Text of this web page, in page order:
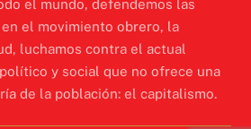
el mundo, defendemos las
el movimiento obrero, la
luchamos contra el actual
y social que no ofrece una
de la población: el capitalismo.